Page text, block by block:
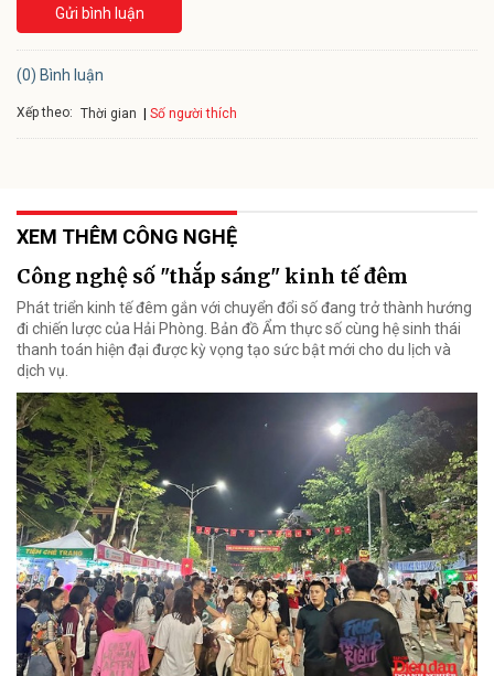
Gửi bình luận
(0) Bình luận
Xếp theo: Thời gian Số người thích
XEM THÊM CÔNG NGHỆ
Công nghệ số "thắp sáng" kinh tế đêm
Phát triển kinh tế đêm gắn với chuyển đổi số đang trở thành hướng
đi chiến lược của Hải Phòng. Bản đồ Ẩm thực số cùng hệ sinh thái
thanh toán hiện đại được kỳ vọng tạo sức bật mới cho du lịch và
dịch vụ.